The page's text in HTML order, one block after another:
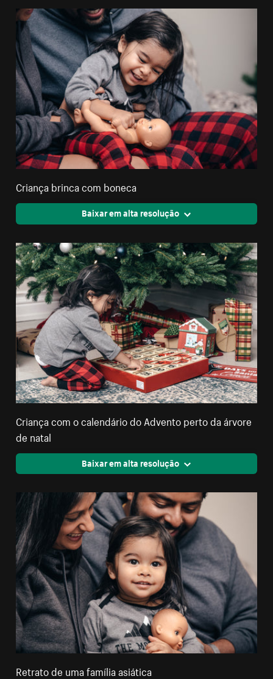
Criança brinca com boneca
Baixar em alta resolução
Criança com o calendário do Advento perto da árvore
de natal
Baixar em alta resolução
Retrato de uma família asiática